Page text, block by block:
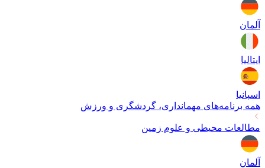
آلمان
ایتالیا
اسپانیا
همه برنامه‌های مهمانداری، گردشگری و ورزش
مطالعات محیطی و علوم زمین
آلمان